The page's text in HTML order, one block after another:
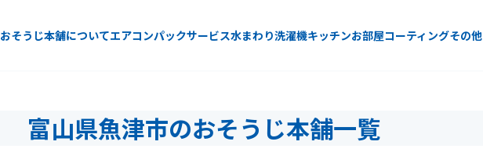
おそうじ本舗についてエアコンパックサービス水まわり洗濯機キッチンお部屋コーティングその他
富山県魚津市のおそうじ本舗一覧